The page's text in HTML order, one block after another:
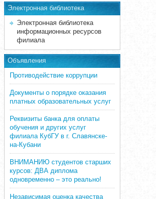
Электронная библиотека
Электронная библиотека
информационных ресурсов
филиала
Объявления
Противодействие коррупции
Документы о порядке оказания
платных образовательных услуг
Реквизиты банка для оплаты
обучения и других услуг
филиала КубГУ в г. Славянске-
на-Кубани
ВНИМАНИЮ студентов старших
курсов: ДВА диплома
одновременно – это реально!
Независимая оценка качества